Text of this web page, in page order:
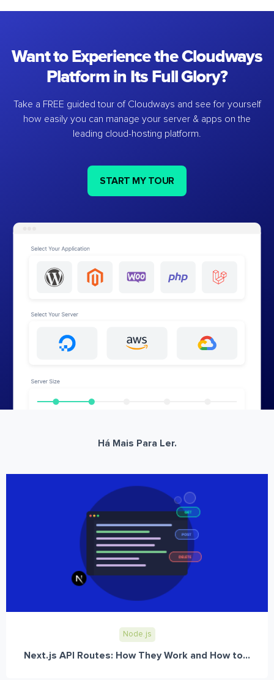
Want to Experience the Cloudways
Platform in Its Full Glory?
Take a FREE guided tour of Cloudways and see for yourself
how easily you can manage your server & apps on the
leading cloud-hosting platform.
START MY TOUR
Há Mais Para Ler.
Node.js
Next.js API Routes: How They Work and How to...